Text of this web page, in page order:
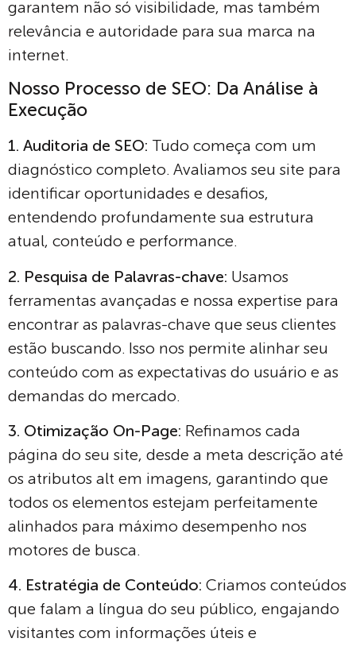
garantem não só visibilidade, mas também
relevância e autoridade para sua marca na
internet.
Nosso Processo de SEO: Da Análise à
Execução
1. Auditoria de SEO: Tudo começa com um
diagnóstico completo. Avaliamos seu site para
identificar oportunidades e desafios,
entendendo profundamente sua estrutura
atual, conteúdo e performance.
2. Pesquisa de Palavras-chave: Usamos
ferramentas avançadas e nossa expertise para
encontrar as palavras-chave que seus clientes
estão buscando. Isso nos permite alinhar seu
conteúdo com as expectativas do usuário e as
demandas do mercado.
3. Otimização On-Page: Refinamos cada
página do seu site, desde a meta descrição até
os atributos alt em imagens, garantindo que
todos os elementos estejam perfeitamente
alinhados para máximo desempenho nos
motores de busca.
4. Estratégia de Conteúdo: Criamos conteúdos
que falam a língua do seu público, engajando
visitantes com informações úteis e